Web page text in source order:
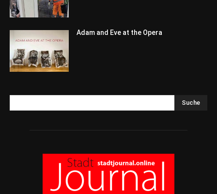
Adam and Eve at the Opera
Suche